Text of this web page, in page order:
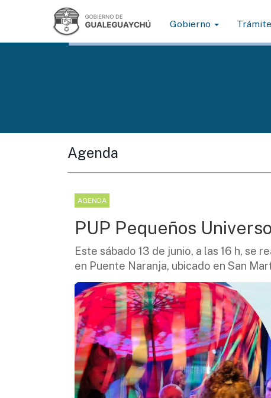
Gobierno
Agenda
AGENDA
PUP Pequeños
Este sábado 13 de junio, a las 16 h, se
en Puente Naranja, ubicado en San